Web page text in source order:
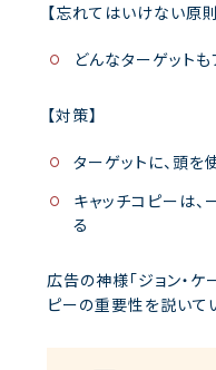
【忘れてはいけない原則
どんなターゲット
【対策】
ターゲットに、頭を
キャッチコピーは
る
広告の神様「ジョン・ケ
ピーの重要性を説いて